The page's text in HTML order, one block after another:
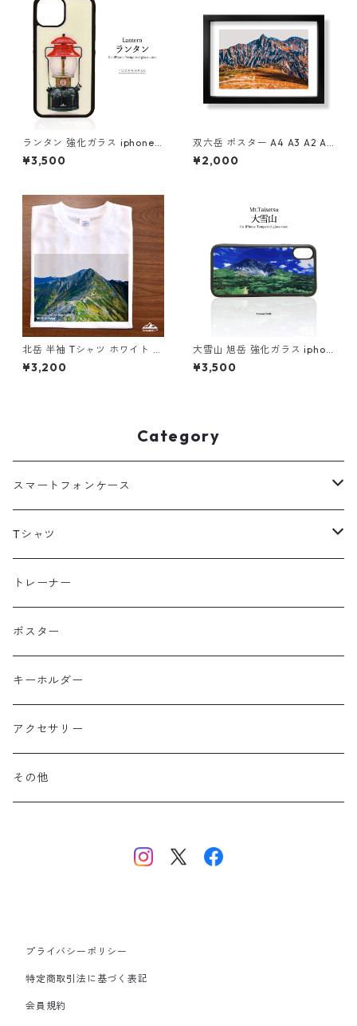
ランタン 強化ガラス iphone
スマホケース スマホカバーア
ウトドア 登山 山 キャンプ ラ
¥3,500
双六岳 ポスター A4 A3 A2 A1
イラスト 山 登山 アウトドア
フレームなし
¥2,000
北岳 半袖 Tシャツ ホワイト ド
ライ 吸水速乾 山 登山 アウト
ドア 山Tシャツ 山のイラスト
¥3,200
大雪山 旭岳 強化ガラス iphon
e スマホケース スマホカバー
登山 山 北海道 夏
¥3,500
Category
スマートフォンケース
海外
北海道
東北
上信越・尾瀬・日光・北関東
北アルプス
美ヶ原・八ヶ岳・秩父・多摩・南関東
その他
Tシャツ
半袖
コットン
ポリエステル
長袖
Performance Art Wear
トレーナー
ポスター
キーホルダー
アクセサリー
その他
プライバシーポリシー
特定商取引法に基づく表記
会員規約